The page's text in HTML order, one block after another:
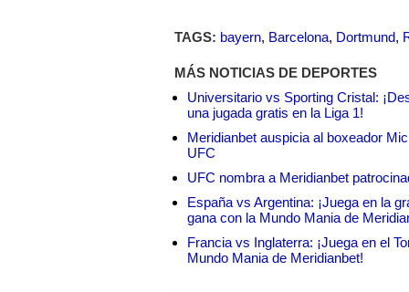
TAGS: bayern, Barcelona, Dortmund,
MÁS NOTICIAS DE DEPORTES
Universitario vs Sporting Cristal:
una jugada gratis en la Liga 1!
Meridianbet auspicia al boxeador
UFC
UFC nombra a Meridianbet
España vs Argentina: ¡Juega en la
gana con la Mundo Mania de
Francia vs Inglaterra: ¡Juega en el
Mundo Mania de Meridianbet!